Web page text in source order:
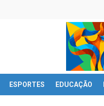
ESPORTES EDUCAÇÃO